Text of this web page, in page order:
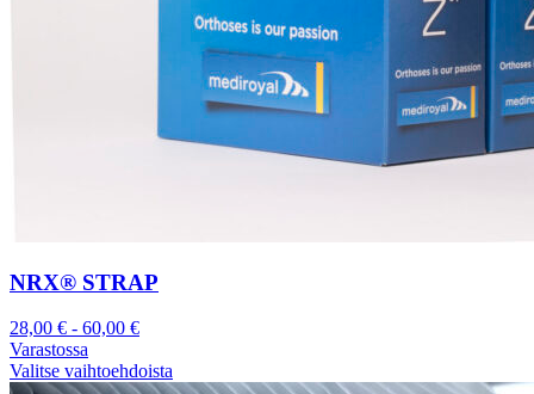
NRX® STRAP
28,00 € - 60,00 €
Varastossa
Valitse vaihtoehdoista